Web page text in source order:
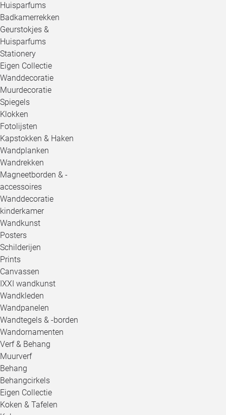
Huisparfums
Badkamerrekken
Geurstokjes &
Huisparfums
Stationery
Eigen Collectie
Wanddecoratie
Muurdecoratie
Spiegels
Klokken
Fotolijsten
Kapstokken & Haken
Wandplanken
Wandrekken
Magneetborden & -
accessoires
Wanddecoratie
kinderkamer
Wandkunst
Posters
Schilderijen
Prints
Canvassen
IXXI wandkunst
Wandkleden
Wandpanelen
Wandtegels & -borden
Wandornamenten
Verf & Behang
Muurverf
Behang
Behangcirkels
Eigen Collectie
Koken & Tafelen